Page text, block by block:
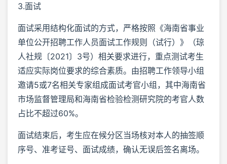
3.面试
面试采用结构化面试的方式，严格按照《海南省事业
单位公开招聘工作人员面试工作规则（试行）》（琼
人社规〔2021〕3号）相关要求进行，重点测试考生
适应实际岗位要求的综合素质。由招聘工作领导小组
邀请5或7名相关专家组成面试考官小组，其中海南省
市场监督管理局和海南省检验检测研究院的考官人数
占比不超过60%。
面试结束后，考生应在候分区当场核对本人的抽签顺
序号、准考证号、面试成绩，确认无误后签名离场。